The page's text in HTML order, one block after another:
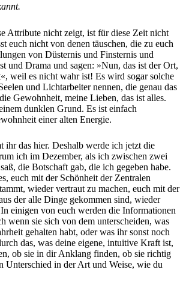
Attribute nicht zeigt, ist für diese Zeit nicht
euch nicht von denen täuschen, die zu euch
von Düsternis und Finsternis und
und Drama und sagen: »Nun, das ist der Ort,
weil es nicht wahr ist! Es wird sogar solche
und Lichtarbeiter nennen, die genau das
Gewohnheit, meine Lieben, das ist alles.
dunklen Grund. Es ist einfach
einer alten Energie.
ihr das hier. Deshalb werde ich jetzt die
ich im Dezember, als ich zwischen zwei
die Botschaft gab, die ich gegeben habe.
euch mit der Schönheit der Zentralen
wieder vertraut zu machen, euch mit der
der alle Dinge gekommen sind, wieder
einigen von euch werden die Informationen
wenn sie sich von dem unterscheiden, was
gehalten habt, oder was ihr sonst noch
das, was deine eigene, intuitive Kraft ist,
ob sie in dir Anklang finden, ob sie richtig
Unterschied in der Art und Weise, wie du